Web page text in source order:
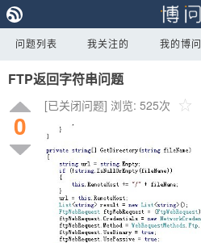
问题列表 我关注的 我的博问
FTP返回字符串问题
0
[已关闭问题] 浏览: 525次